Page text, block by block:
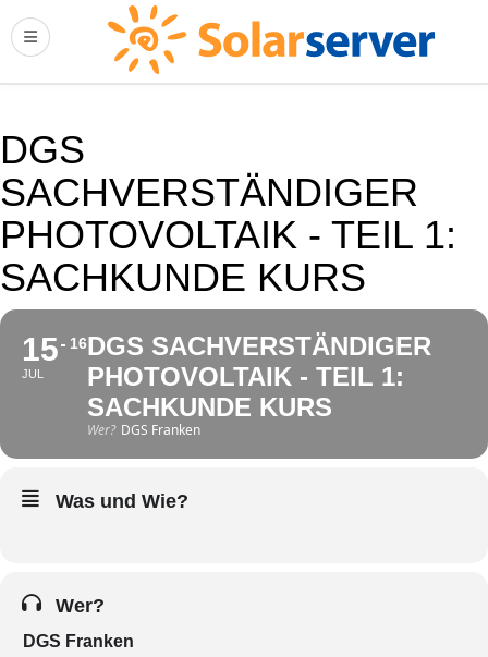
DGS
SACHVERSTÄNDIGER
PHOTOVOLTAIK - TEIL 1:
SACHKUNDE KURS
15
JUL
16DGS SACHVERSTÄNDIGER
PHOTOVOLTAIK - TEIL 1:
SACHKUNDE KURS
Wer? DGS Franken
Was und Wie?
Wer?
DGS Franken